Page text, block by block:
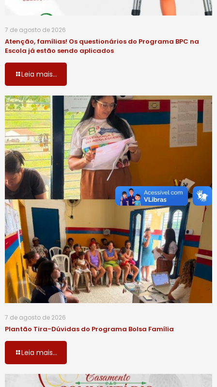
7 de agosto de 2026
Atenção, famílias! Os questionários do Programa BPC na
Escola já estão sendo aplicados
Leia mais...
7 de agosto de 2026
Plantão Tira-Dúvidas do Programa Bolsa Família
Leia mais...